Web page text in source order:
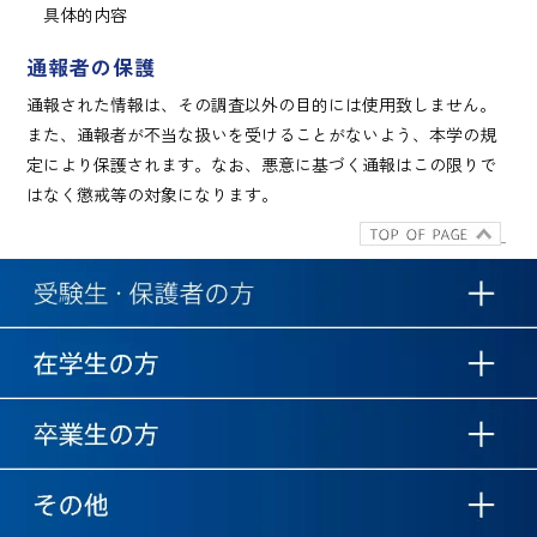
具体的内容
通報者の保護
通報された情報は、その調査以外の目的には使用致しません。
また、通報者が不当な扱いを受けることがないよう、本学の規
定により保護されます。なお、悪意に基づく通報はこの限りで
はなく懲戒等の対象になります。